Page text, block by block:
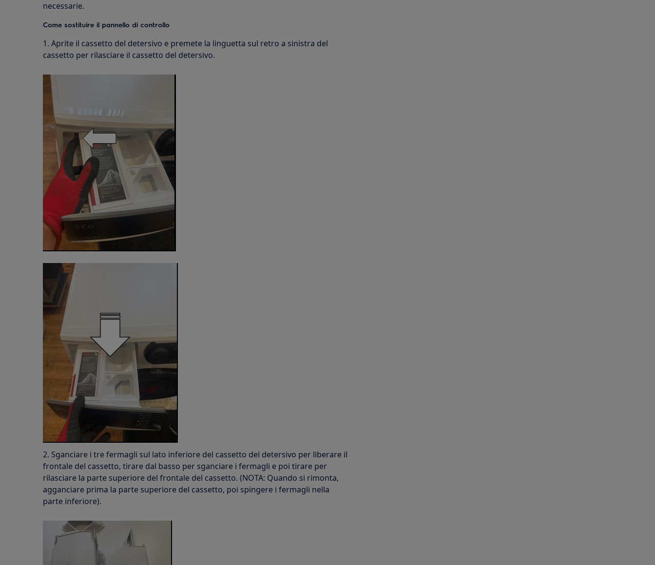
necessarie.
Come sostituire il pannello di controllo
1. Aprite il cassetto del detersivo e premete la linguetta sul retro a sinistra del
cassetto per rilasciare il cassetto del detersivo.
2. Sganciare i tre fermagli sul lato inferiore del cassetto del detersivo per liberare il
frontale del cassetto, tirare dal basso per sganciare i fermagli e poi tirare per
rilasciare la parte superiore del frontale del cassetto. (NOTA: Quando si rimonta,
agganciare prima la parte superiore del cassetto, poi spingere i fermagli nella
parte inferiore).